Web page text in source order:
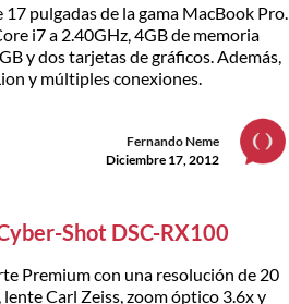
pulgadas de la gama MacBook Pro.
i7 a 2.40GHz, 4GB de memoria
y dos tarjetas de gráficos. Además,
y múltiples conexiones.
Fernando Neme
Diciembre 17, 2012
Shot DSC-RX100
Premium con una resolución de 20
Carl Zeiss, zoom óptico 3.6x y